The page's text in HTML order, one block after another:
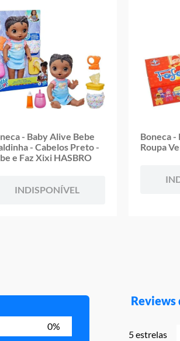
- Baby Alive Bebe
- Cabelos Preto -
e Faz Xixi HASBRO
INDISPONÍVEL
Boneca -
Roupa
0%
Reviews
5 estrelas